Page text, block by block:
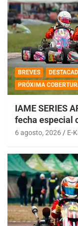
BREVES
PRÓXIMA
IAME SERIES
fecha especial
6 agosto, 2026 E-